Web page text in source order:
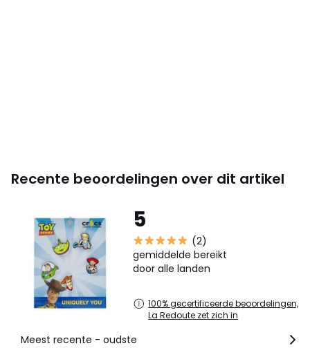
Recente beoordelingen over dit artikel
5
(2)
gemiddelde bereikt
door alle landen
100% gecertificeerde beoordelingen,
La Redoute zet zich in
Meest recente - oudste